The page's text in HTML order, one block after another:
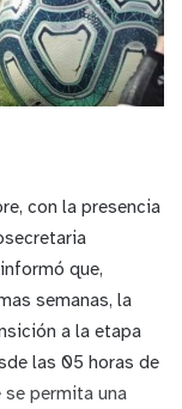
con la presencia
que,
semanas, la
a la etapa
las 05 horas de
permita una